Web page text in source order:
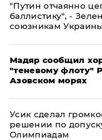
"Путин отчаянно
баллистику", -
союзникам
Мадяр сообщил
"теневому флоту"
Азовском морях
Усик сделал
решении по
Олимпиадам